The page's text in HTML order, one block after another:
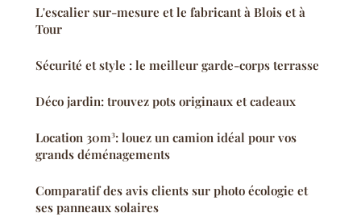
L'escalier sur-mesure et le fabricant à Blois et à
Tour
Sécurité et style : le meilleur garde-corps terrasse
Déco jardin: trouvez pots originaux et cadeaux
Location 30m³: louez un camion idéal pour vos
grands déménagements
Comparatif des avis clients sur photo écologie et
ses panneaux solaires